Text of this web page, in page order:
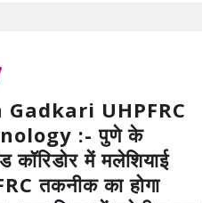
UHPFRC
:- पुणे के
कॉरिडोर में मलेशियाई
तकनीक का होगा